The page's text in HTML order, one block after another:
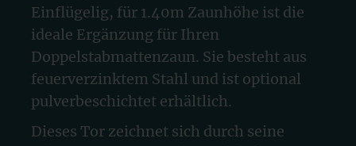
Einflügelig, für 1.40m Zaunhöhe ist die
ideale Ergänzung für Ihren
Doppelstabmattenzaun. Sie besteht aus
feuerverzinktem Stahl und ist optional
pulverbeschichtet erhältlich.
Dieses Tor zeichnet sich durch seine